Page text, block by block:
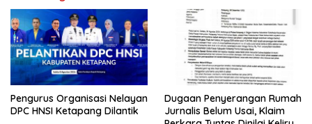
o
k
p
p
Pengurus Organisasi Nelayan
DPC HNSI Ketapang Dilantik
Dugaan Penyerangan Rumah
Jurnalis Belum Usai, Klaim